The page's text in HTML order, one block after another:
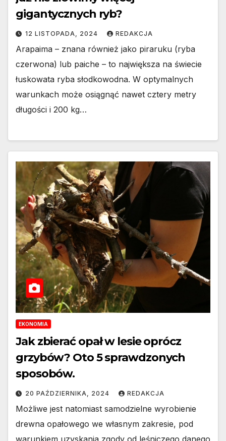
gigantycznych ryb?
12 LISTOPADA, 2024 REDAKCJA
Arapaima – znana również jako piraruku (ryba
czerwona) lub paiche – to największa na świecie
łuskowata ryba słodkowodna. W optymalnych
warunkach może osiągnąć nawet cztery metry
długości i 200 kg…
EKONOMIA
Jak zbierać opał w lesie oprócz
grzybów? Oto 5 sprawdzonych
sposobów.
20 PAŹDZIERNIKA, 2024 REDAKCJA
Możliwe jest natomiast samodzielne wyrobienie
drewna opałowego we własnym zakresie, pod
warunkiem uzyskania zgody od leśniczego danego